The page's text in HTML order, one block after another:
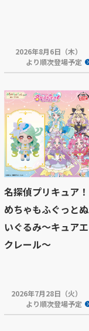
2026年8月6日（木）
より順次登場予定
名探偵プリキュア！
めちゃもふぐっとぬ
いぐるみ～キュアエ
クレール～
2026年7月28日（火）
より順次登場予定